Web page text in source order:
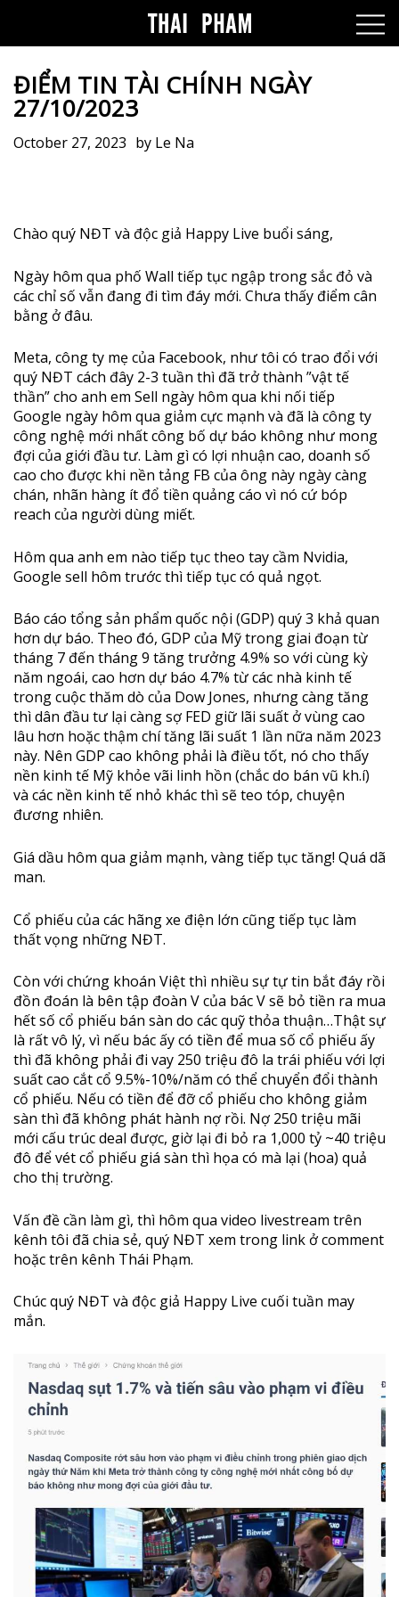
ĐIỂM TIN TÀI CHÍNH NGÀY
27/10/2023
October 27, 2023 by Le Na
Chào quý NĐT và độc giả Happy Live buổi sáng,
Ngày hôm qua phố Wall tiếp tục ngập trong sắc đỏ và
các chỉ số vẫn đang đi tìm đáy mới. Chưa thấy điểm cân
bằng ở đâu.
Meta, công ty mẹ của Facebook, như tôi có trao đổi với
quý NĐT cách đây 2-3 tuần thì đã trở thành ”vật tế
thần” cho anh em Sell ngày hôm qua khi nối tiếp
Google ngày hôm qua giảm cực mạnh và đã là công ty
công nghệ mới nhất công bố dự báo không như mong
đợi của giới đầu tư. Làm gì có lợi nhuận cao, doanh số
cao cho được khi nền tảng FB của ông này ngày càng
chán, nhãn hàng ít đổ tiền quảng cáo vì nó cứ bóp
reach của người dùng miết.
Hôm qua anh em nào tiếp tục theo tay cầm Nvidia,
Google sell hôm trước thì tiếp tục có quả ngọt.
Báo cáo tổng sản phẩm quốc nội (GDP) qu‎ý 3 khả quan
hơn dự báo. Theo đó, GDP của Mỹ trong giai đoạn từ
tháng 7 đến tháng 9 tăng trưởng 4.9% so với cùng kỳ
năm ngoái, cao hơn dự báo 4.7% từ các nhà kinh tế
trong cuộc thăm dò của Dow Jones, nhưng càng tăng
thì dân đầu tư lại càng sợ FED giữ lãi suất ở vùng cao
lâu hơn hoặc thậm chí tăng lãi suất 1 lần nữa năm 2023
này. Nên GDP cao không phải là điều tốt, nó cho thấy
nền kinh tế Mỹ khỏe vãi linh hồn (chắc do bán vũ kh.í)
và các nền kinh tế nhỏ khác thì sẽ teo tóp, chuyện
đương nhiên.
Giá dầu hôm qua giảm mạnh, vàng tiếp tục tăng! Quá dã
man.
Cổ phiếu của các hãng xe điện lớn cũng tiếp tục làm
thất vọng những NĐT.
Còn với chứng khoán Việt thì nhiều sự tự tin bắt đáy rồi
đồn đoán là bên tập đoàn V của bác V sẽ bỏ tiền ra mua
hết số cổ phiếu bán sàn do các quỹ thỏa thuận…Thật sự
là rất vô lý, vì nếu bác ấy có tiền để mua số cổ phiếu ấy
thì đã không phải đi vay 250 triệu đô la trái phiếu với lợi
suất cao cắt cổ 9.5%-10%/năm có thể chuyển đổi thành
cổ phiếu. Nếu có tiền để đỡ cổ phiếu cho không giảm
sàn thì đã không phát hành nợ rồi. Nợ 250 triệu mãi
mới cấu trúc deal được, giờ lại đi bỏ ra 1,000 tỷ ~40 triệu
đô để vét cổ phiếu giá sàn thì họa có mà lại (hoa) quả
cho thị trường.
Vấn đề cần làm gì, thì hôm qua video livestream trên
kênh tôi đã chia sẻ, quý NĐT xem trong link ở comment
hoặc trên kênh Thái Phạm.
Chúc quý NĐT và độc giả Happy Live cuối tuần may
mắn.